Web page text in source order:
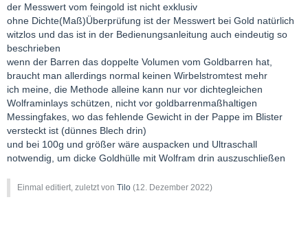
der Messwert vom feingold ist nicht exklusiv
ohne Dichte(Maß)Überprüfung ist der Messwert bei Gold natürlich
witzlos und das ist in der Bedienungsanleitung auch eindeutig so
beschrieben
wenn der Barren das doppelte Volumen vom Goldbarren hat,
braucht man allerdings normal keinen Wirbelstromtest mehr
ich meine, die Methode alleine kann nur vor dichtegleichen
Wolframinlays schützen, nicht vor goldbarrenmaßhaltigen
Messingfakes, wo das fehlende Gewicht in der Pappe im Blister
versteckt ist (dünnes Blech drin)
und bei 100g und größer wäre auspacken und Ultraschall
notwendig, um dicke Goldhülle mit Wolfram drin auszuschließen
Einmal editiert, zuletzt von Tilo (12. Dezember 2022)